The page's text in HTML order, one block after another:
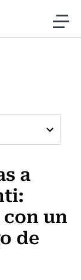
a
un
de